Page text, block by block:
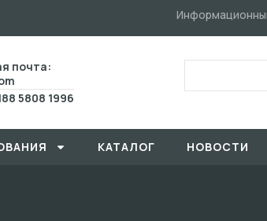
почта:
5808 1996
КАТАЛОГ HОBOCTИ